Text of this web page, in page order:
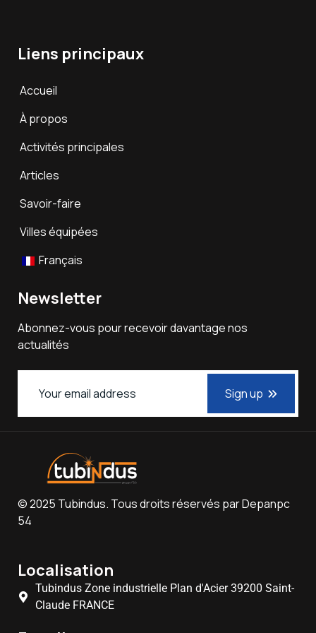
Liens principaux
Accueil
À propos
Activités principales
Articles
Savoir-faire
Villes équipées
Français
Newsletter
Abonnez-vous pour recevoir davantage nos
actualités
Sign up
© 2025 Tubindus. Tous droits réservés parDepanpc
54
Localisation
Tubindus Zone industrielle Plan d'Acier 39200 Saint-
Claude FRANCE